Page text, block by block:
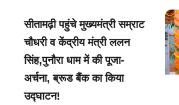
सीतामढ़ी पहुंचे मुख्यमंत्री सम्राट
चौधरी व केंद्रीय मंत्री ललन
सिंह,पुनौरा धाम में की पूजा-
अर्चना, ब्रूड बैंक का किया
उद्घाटन!